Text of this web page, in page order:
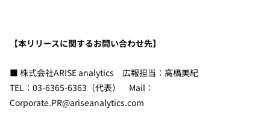
【本リリースに関するお問い合わせ先】
■ 株式会社ARISE analytics 広報担当：高橋美紀
TEL： 03-6365-6363 （代表） Mail ：
Corporate.PR@ariseanalytics.com